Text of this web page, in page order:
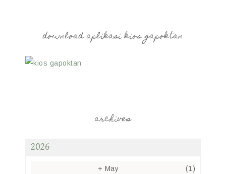
download aplikasi kios gapoktan
archives
2026
+ May (1)